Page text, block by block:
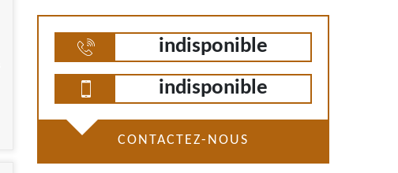
indisponible
indisponible
CONTACTEZ-NOUS